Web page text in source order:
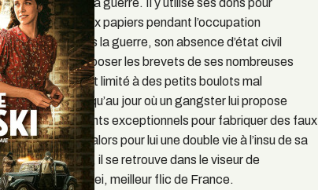
France pendant la guerre. Il y utilise ses dons pour
fabriquer des faux papiers pendant l’occupation
allemande. Après la guerre, son absence d’état civil
l’empêche de déposer les brevets de ses nombreuses
inventions et il est limité à des petits boulots mal
rémunérés… jusqu’au jour où un gangster lui propose
d’utiliser ses talents exceptionnels pour fabriquer des faux
billets. Démarre alors pour lui une double vie à l’insu de sa
famille. Très vite, il se retrouve dans le viseur de
l’inspecteur Mattei, meilleur flic de France.